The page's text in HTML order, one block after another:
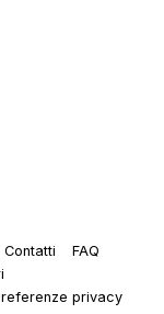
Contatti
FAQ
privacy